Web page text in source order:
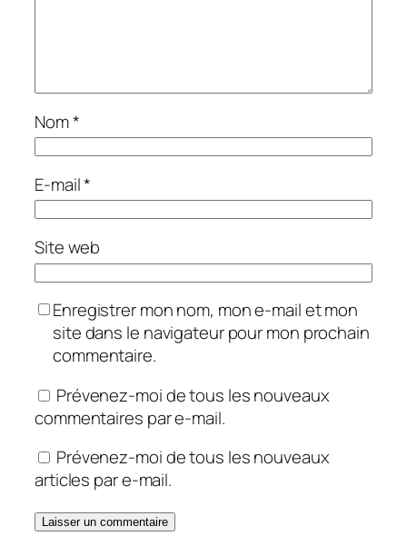
Nom*
E-mail*
Site web
Enregistrer mon nom, mon e-mail et mon
site dans le navigateur pour mon prochain
commentaire.
Prévenez-moi de tous les nouveaux
commentaires par e-mail.
Prévenez-moi de tous les nouveaux
articles par e-mail.